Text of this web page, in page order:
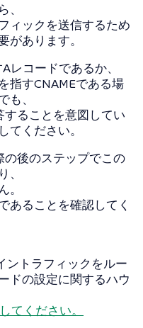
、
ィックを送信するため
があります。
レコードであるか、
指すCNAMEである場
も、
することを意図してい
てください。
の後のステップでこの
あることを確認してく
ントラフィックをルー
ドの設定に関するハウ
てください。